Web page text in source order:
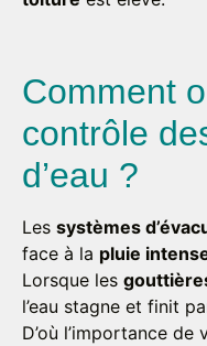
Comment
contrôle
d’eau ?
Les systèmes
face à la pluie
Lorsque les
l’eau stagne et finit
D’où l’importance